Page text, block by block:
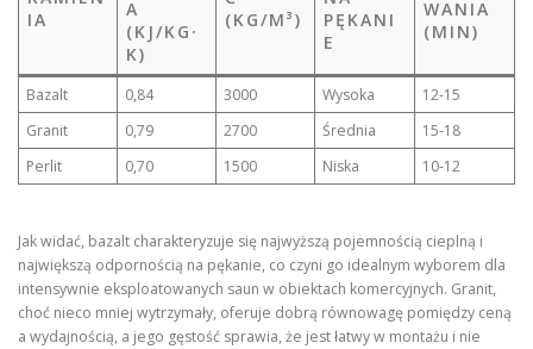
IA
A
(KJ/KG·
K)
(KG/M³)
PĘKANI
E
WANIA
(MIN)
Bazalt 0,84 3000 Wysoka
12‑15
Granit
0,79 2700 Średnia
15‑18
Perlit
0,70 1500 Niska 10‑12
Jak widać, bazalt charakteryzuje się najwyższą pojemnością cieplną i
największą odpornością na pękanie, co czyni go idealnym wyborem dla
intensywnie eksploatowanych saun w obiektach komercyjnych. Granit,
choć nieco mniej wytrzymały, oferuje dobrą równowagę pomiędzy ceną
a wydajnością, a jego gęstość sprawia, że jest łatwy w montażu i nie